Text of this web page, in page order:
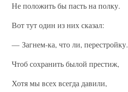
Не положить бы пасть на полку.
Вот тут один из них сказал:
— Загнем-ка, что ли, перестройку.
Чтоб сохранить былой престиж,
Хотя мы всех всегда давили,